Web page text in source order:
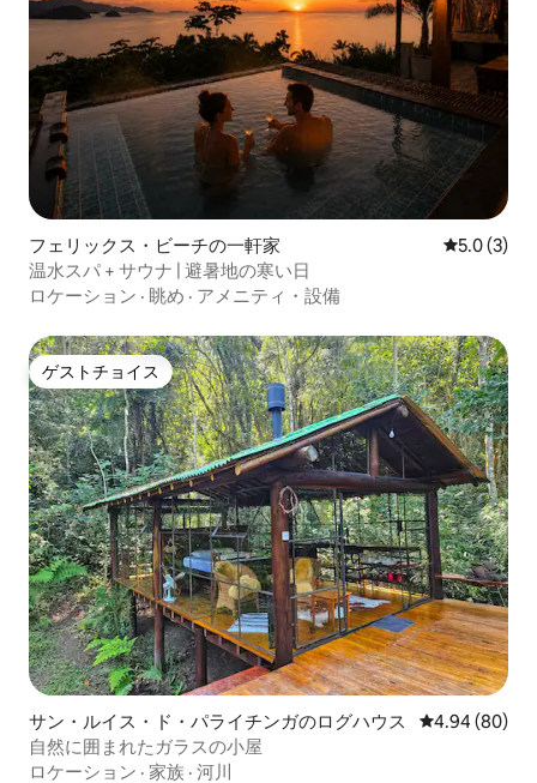
フェリックス・ビーチの一軒家 レビュー3
5.0 (3)
温水スパ + サウナ | 避暑地の寒い日
ロケーション · 眺め · アメニティ・設備
ゲストチョイス
ゲストチョイス
サン・ルイス・ド・パライチンガのログハウス レビュー80件
4.94 (80)
自然に囲まれたガラスの小屋
ロケーション · 家族 · 河川